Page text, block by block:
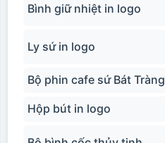
Bình giữ nhiệt in logo
Ly sứ in logo
Bộ phin cafe sứ Bát Tràng
Hộp bút in logo